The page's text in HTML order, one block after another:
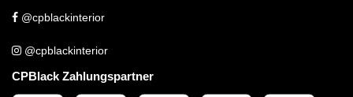
@cpblackinterior
@cpblackinterior
CPBlack Zahlungspartner